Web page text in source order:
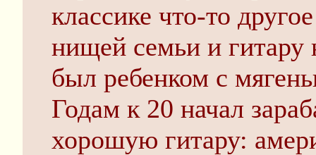
классике что-то
нищей семьи и гитару
был ребенком с
Годам к 20 начал
хорошую гитару: